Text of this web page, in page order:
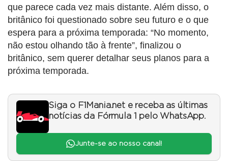
que parece cada vez mais distante. Além disso, o
britânico foi questionado sobre seu futuro e o que
espera para a próxima temporada: “No momento,
não estou olhando tão à frente”, finalizou o
britânico, sem querer detalhar seus planos para a
próxima temporada.
Siga o F1Mania.net e receba as últimas
notícias da Fórmula 1 pelo WhatsApp.
Junte-se ao nosso canal!